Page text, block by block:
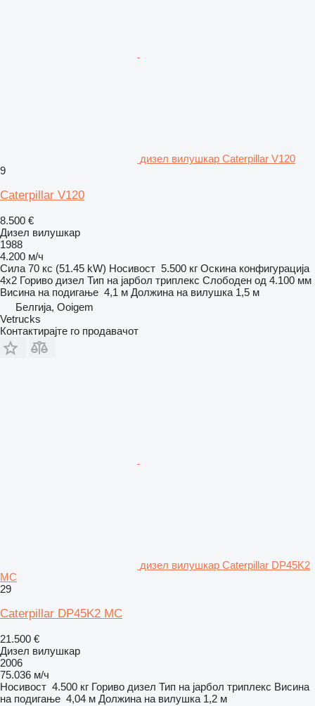
дизел вилушкар Caterpillar V120
9
Caterpillar V120
8.500 €
Дизел вилушкар
1988
4.200 м/ч
Сила 70 кс (51.45 kW) Носивост 5.500 кг Оскина конфигурација
4x2 Гориво дизел Тип на јарбол триплекс Слободен од 4.100 мм
Висина на подигање 4,1 м Должина на вилушка 1,5 м
Белгија, Ooigem
Vetrucks
Контактирајте го продавачот
дизел вилушкар Caterpillar DP45K2
MC
29
Caterpillar DP45K2 MC
21.500 €
Дизел вилушкар
2006
75.036 м/ч
Носивост 4.500 кг Гориво дизел Тип на јарбол триплекс Висина
на подигање 4,04 м Должина на вилушка 1,2 м